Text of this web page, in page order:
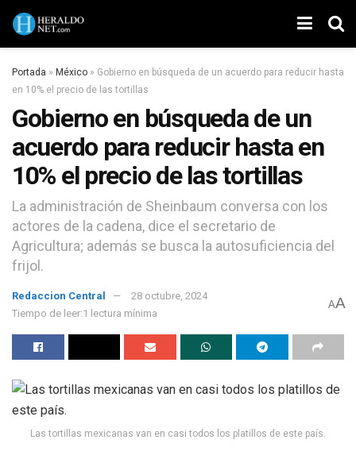
Portada » México » Gobierno en búsqueda de un acuerdo para reducir hasta
en 10% el precio de las tortillas
Gobierno en búsqueda de un
acuerdo para reducir hasta en
10% el precio de las tortillas
La administración de Sheinbaum conversa con los
actores de la cadena, dice el secretario de
Agricultura; además se busca la autosuficiencia del
frijol.
Redaccion Central
28 octubre, 2024
Tiempo de leer:1 lectura mínima
AA
Las tortillas mexicanas van en casi todos los platillos de este país.